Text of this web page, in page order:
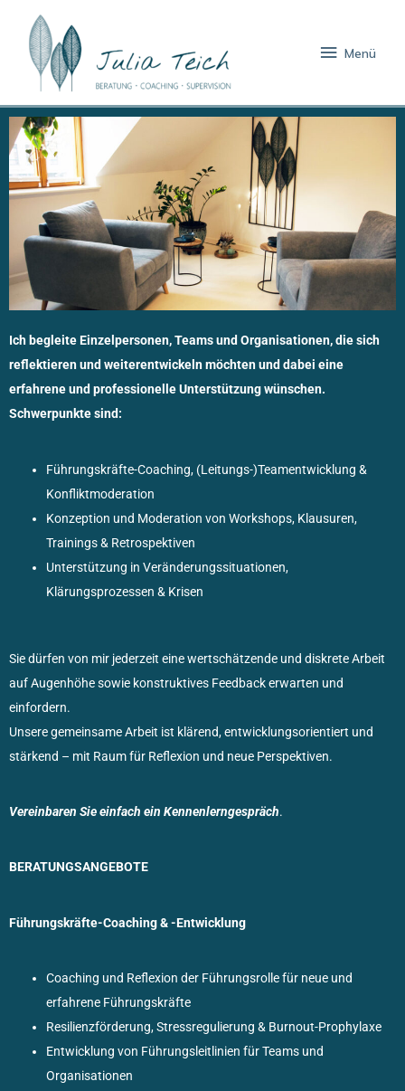
Inhalt
springen
Menü
Ich begleite Einzelpersonen, Teams und Organisationen, die sich
reflektieren und weiterentwickeln möchten und dabei eine
erfahrene und professionelle Unterstützung wünschen.
Schwerpunkte sind:
Führungskräfte-Coaching, (Leitungs-)Teamentwicklung &
Konfliktmoderation
Konzeption und Moderation von Workshops, Klausuren,
Trainings & Retrospektiven
Unterstützung in Veränderungssituationen,
Klärungsprozessen & Krisen
Sie dürfen von mir jederzeit eine wertschätzende und diskrete Arbeit
auf Augenhöhe sowie konstruktives Feedback erwarten und
einfordern.
Unsere gemeinsame Arbeit ist klärend, entwicklungsorientiert und
stärkend – mit Raum für Reflexion und neue Perspektiven.
Vereinbaren Sie einfach ein Kennenlerngespräch.
BERATUNGSANGEBOTE
Führungskräfte-Coaching & -Entwicklung
Coaching und Reflexion der Führungsrolle für neue und
erfahrene Führungskräfte
Resilienzförderung, Stressregulierung & Burnout-Prophylaxe
Entwicklung von Führungsleitlinien für Teams und
Organisationen